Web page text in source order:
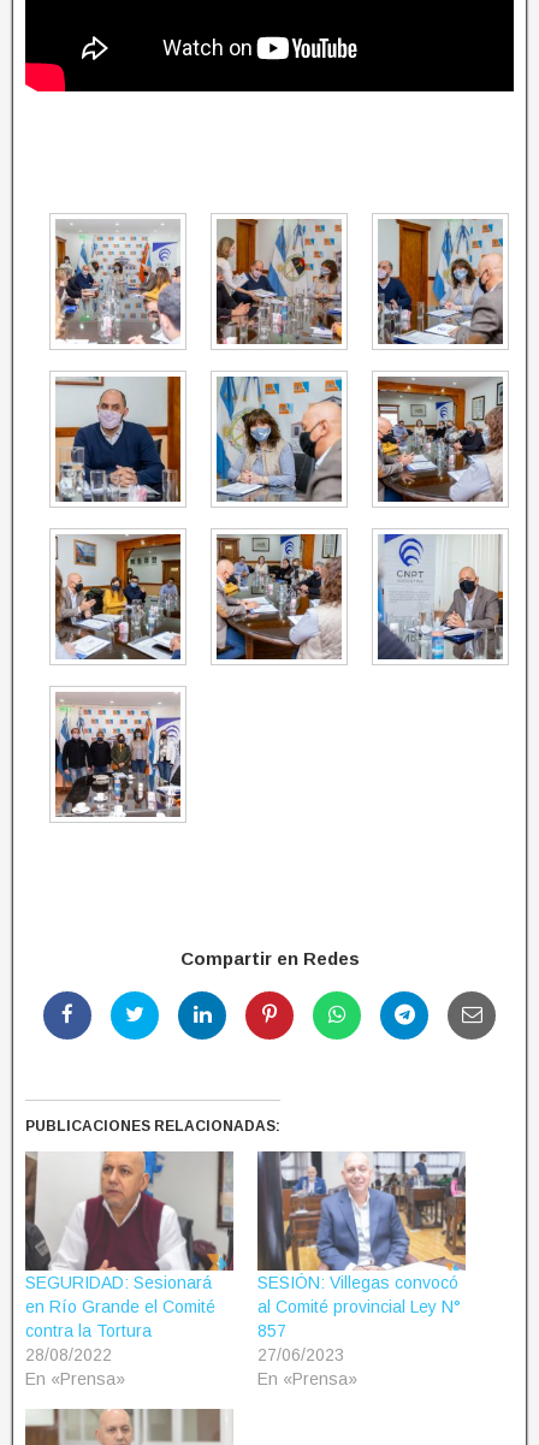
Compartir en Redes
PUBLICACIONES RELACIONADAS:
SEGURIDAD: Sesionará
en Río Grande el Comité
contra la Tortura
28/08/2022
En «Prensa»
SESIÓN: Villegas convocó
al Comité provincial Ley N°
857
27/06/2023
En «Prensa»